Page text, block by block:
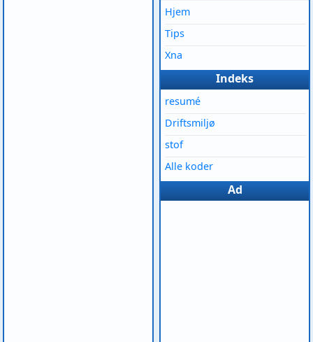
Hjem
Tips
Xna
Indeks
resumé
Driftsmiljø
stof
Alle koder
Ad